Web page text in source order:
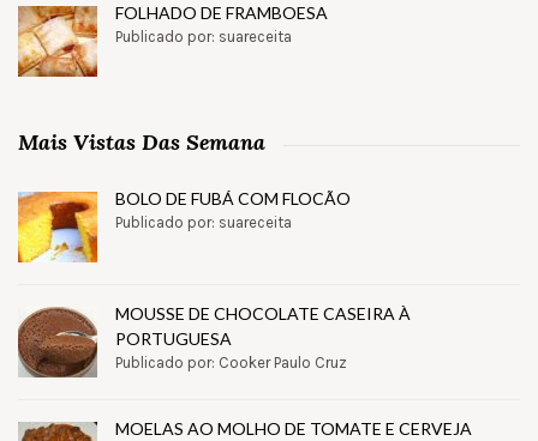
FOLHADO DE FRAMBOESA
Publicado por: suareceita
Mais Vistas Das Semana
BOLO DE FUBÁ COM FLOCÃO
Publicado por: suareceita
MOUSSE DE CHOCOLATE CASEIRA À
PORTUGUESA
Publicado por: Cooker Paulo Cruz
MOELAS AO MOLHO DE TOMATE E CERVEJA